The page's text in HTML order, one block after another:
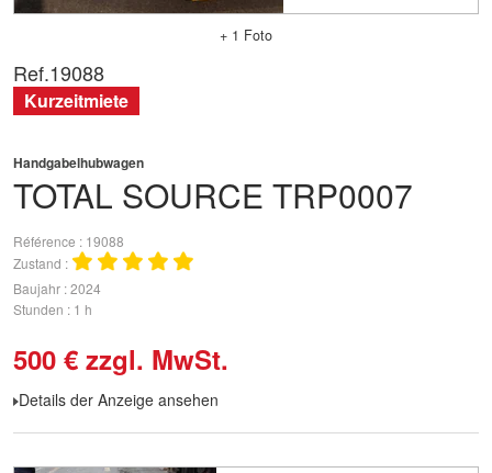
+ 1 Foto
TOTAL SOURCE TRP0007
Handgabelhubwagen
Référence
19088
Zustand
Baujahr 2024
Stunden
1 h
500 € zzgl. MwSt.
Details der Anzeige ansehen
Ref.19088
Kurzeitmiete